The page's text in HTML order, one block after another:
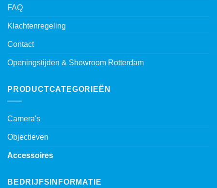
FAQ
Klachtenregeling
Contact
Openingstijden & Showroom Rotterdam
PRODUCTCATEGORIEËN
Camera's
Objectieven
Accessoires
BEDRIJFSINFORMATIE